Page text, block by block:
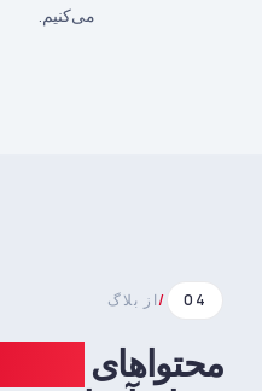
می‌کنیم.
04
/از بلاگ
محتواهای